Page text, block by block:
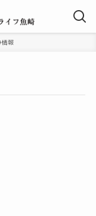
情報